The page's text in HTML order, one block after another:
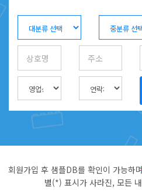
회원가입 후 샘플DB를 확인이 가능하며
별(*) 표시가 사라진, 모든